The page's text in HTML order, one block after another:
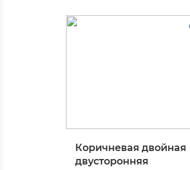
Коричневая двойная
двусторонняя